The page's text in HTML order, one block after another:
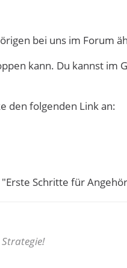
bei uns im Forum
kann. Du kannst im
den folgenden Link an:
Schritte für